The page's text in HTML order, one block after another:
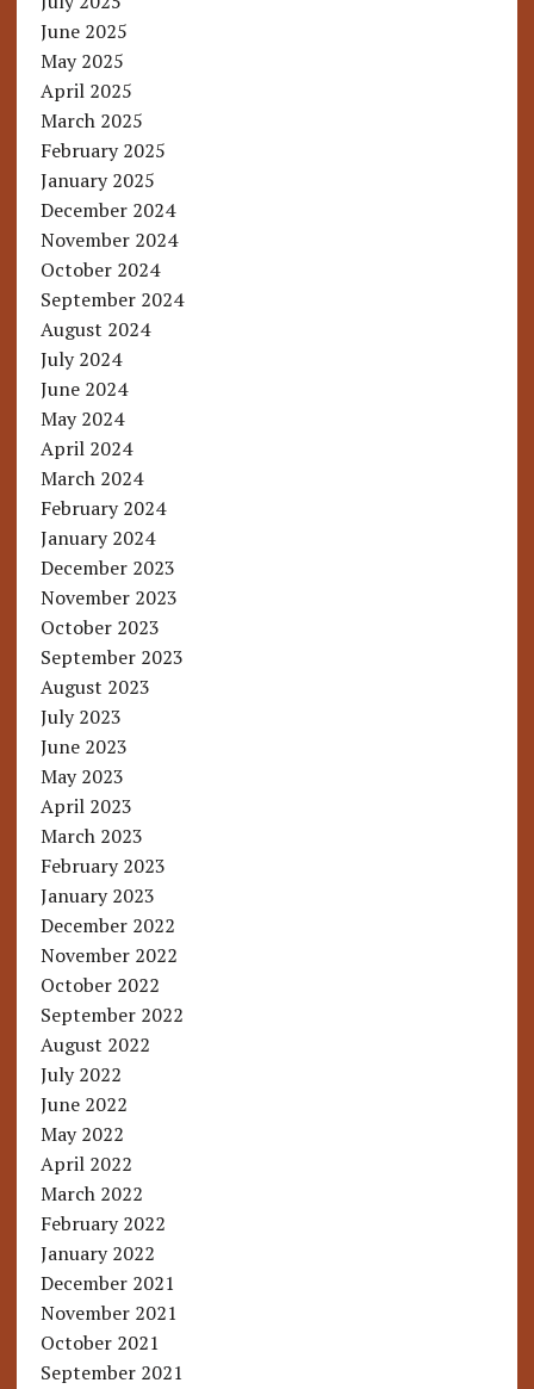
June 2025
May 2025
April 2025
March 2025
February 2025
January 2025
December 2024
November 2024
October 2024
September 2024
August 2024
July 2024
June 2024
May 2024
April 2024
March 2024
February 2024
January 2024
December 2023
November 2023
October 2023
September 2023
August 2023
July 2023
June 2023
May 2023
April 2023
March 2023
February 2023
January 2023
December 2022
November 2022
October 2022
September 2022
August 2022
July 2022
June 2022
May 2022
April 2022
March 2022
February 2022
January 2022
December 2021
November 2021
October 2021
September 2021